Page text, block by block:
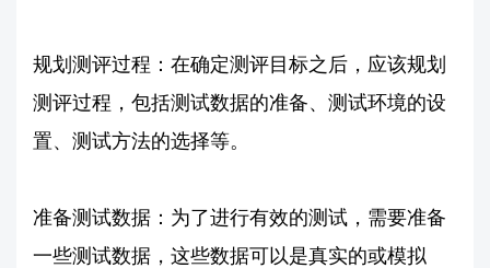
规划测评过程：在确定测评目标之后，应该规划
测评过程，包括测试数据的准备、测试环境的设
置、测试方法的选择等。
准备测试数据：为了进行有效的测试，需要准备
一些测试数据，这些数据可以是真实的或模拟